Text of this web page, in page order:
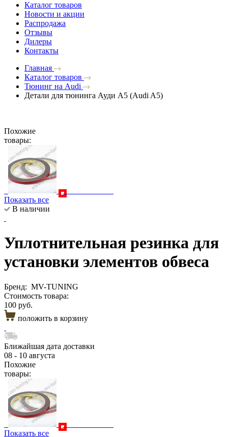
Каталог товаров
Новости и акции
Распродажа
Отзывы
Дилеры
Контакты
Главная
Каталог товаров
Тюнинг на Audi
Детали для тюнинга Ауди A5 (Audi A5)
Похожие
товары:
Показать все
В наличии
Уплотнительная резинка для
установки элементов обвеса
Бренд: MV-TUNING
Стоимость товара:
100 руб.
положить в корзину
Ближайшая дата доставки
08 - 10 августа
Похожие
товары:
Показать все